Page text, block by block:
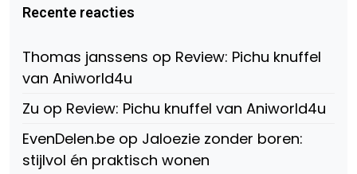
Beauty-
147775071915783/?
Facebook
op
Twitter
op
Instagram
Recente reacties
Thomas janssens op Review: Pichu knuffel
van Aniworld4u
Zu op Review: Pichu knuffel van Aniworld4u
EvenDelen.be op Jaloezie zonder boren:
stijlvol én praktisch wonen